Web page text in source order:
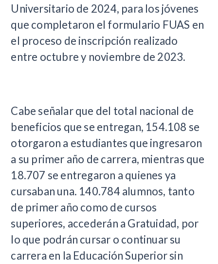
Universitario de 2024, para los jóvenes
que completaron el formulario FUAS en
el proceso de inscripción realizado
entre octubre y noviembre de 2023.
Cabe señalar que del total nacional de
beneficios que se entregan, 154.108 se
otorgaron a estudiantes que ingresaron
a su primer año de carrera, mientras que
18.707 se entregaron a quienes ya
cursaban una. 140.784 alumnos, tanto
de primer año como de cursos
superiores, accederán a Gratuidad, por
lo que podrán cursar o continuar su
carrera en la Educación Superior sin